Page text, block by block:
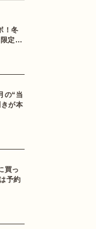
！冬
定
の“当
が本
買っ
予約